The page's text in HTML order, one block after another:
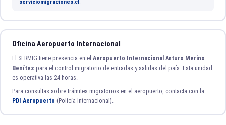
Oficina Aeropuerto Internacional
El SERMIG tiene presencia en el Aeropuerto Internacional Arturo Merino
Benítez para el control migratorio de entradas y salidas del país. Esta unidad
es operativa las 24 horas.
Para consultas sobre trámites migratorios en el aeropuerto, contacta con la
PDI Aeropuerto (Policía Internacional).